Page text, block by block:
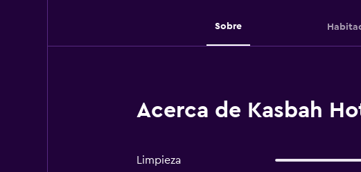
Sobre
Acerca de Kasbah
Limpieza